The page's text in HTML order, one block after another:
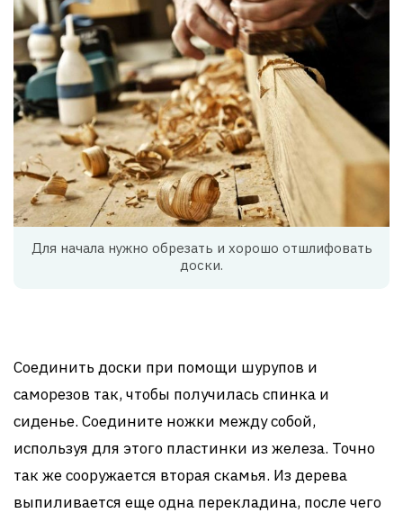
Для начала нужно обрезать и хорошо отшлифовать
доски.
Соединить доски при помощи шурупов и
саморезов так, чтобы получилась спинка и
сиденье. Соедините ножки между собой,
используя для этого пластинки из железа. Точно
так же сооружается вторая скамья. Из дерева
выпиливается еще одна перекладина, после чего